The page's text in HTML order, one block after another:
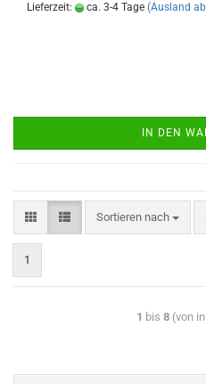
Lieferzeit: ca. 3-4 Tage (Ausland
IN DEN
Sortieren nach
1
1 bis 8 (von